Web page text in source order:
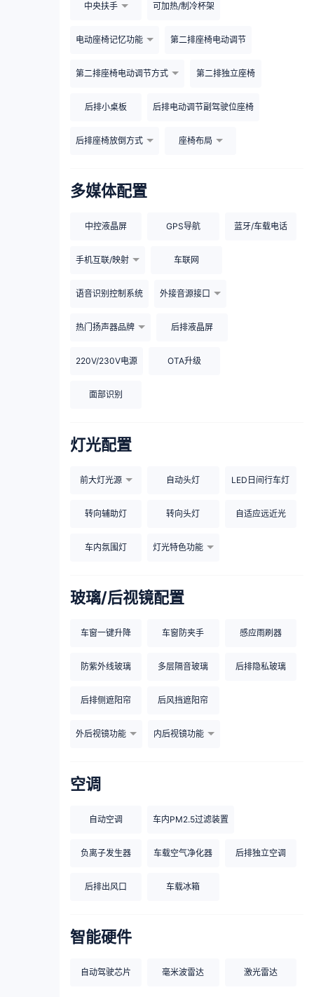
中央扶手 可加热/制冷杯架
电动座椅记忆功能 第二排座椅电动调节
第二排座椅电动调节方式 第二排独立座椅
后排小桌板 后排电动调节副驾驶位座椅
后排座椅放倒方式 座椅布局
多媒体配置
中控液晶屏 GPS导航 蓝牙/车载电话
手机互联/映射 车联网
语音识别控制系统 外接音源接口
热门扬声器品牌 后排液晶屏
220V/230V电源 OTA升级
面部识别
灯光配置
前大灯光源 自动头灯 LED日间行车灯
转向辅助灯 转向头灯 自适应远近光
车内氛围灯 灯光特色功能
玻璃/后视镜配置
车窗一键升降 车窗防夹手 感应雨刷器
防紫外线玻璃 多层隔音玻璃 后排隐私玻璃
后排侧遮阳帘 后风挡遮阳帘
外后视镜功能 内后视镜功能
空调
自动空调 车内PM2.5过滤装置
负离子发生器 车载空气净化器 后排独立空调
后排出风口 车载冰箱
智能硬件
自动驾驶芯片 毫米波雷达 激光雷达